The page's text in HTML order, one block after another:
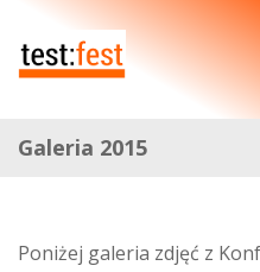
Galeria 2015
Poniżej galeria zdjęć z